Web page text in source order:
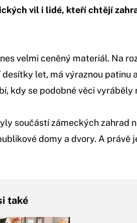
vil i lidé, kteří chtějí
velmi ceněný materiál. Na
let, má výraznou patinu
kdy se podobné věci vyráběly
součástí zámeckých zahrad
domy a dvory. A právě
také